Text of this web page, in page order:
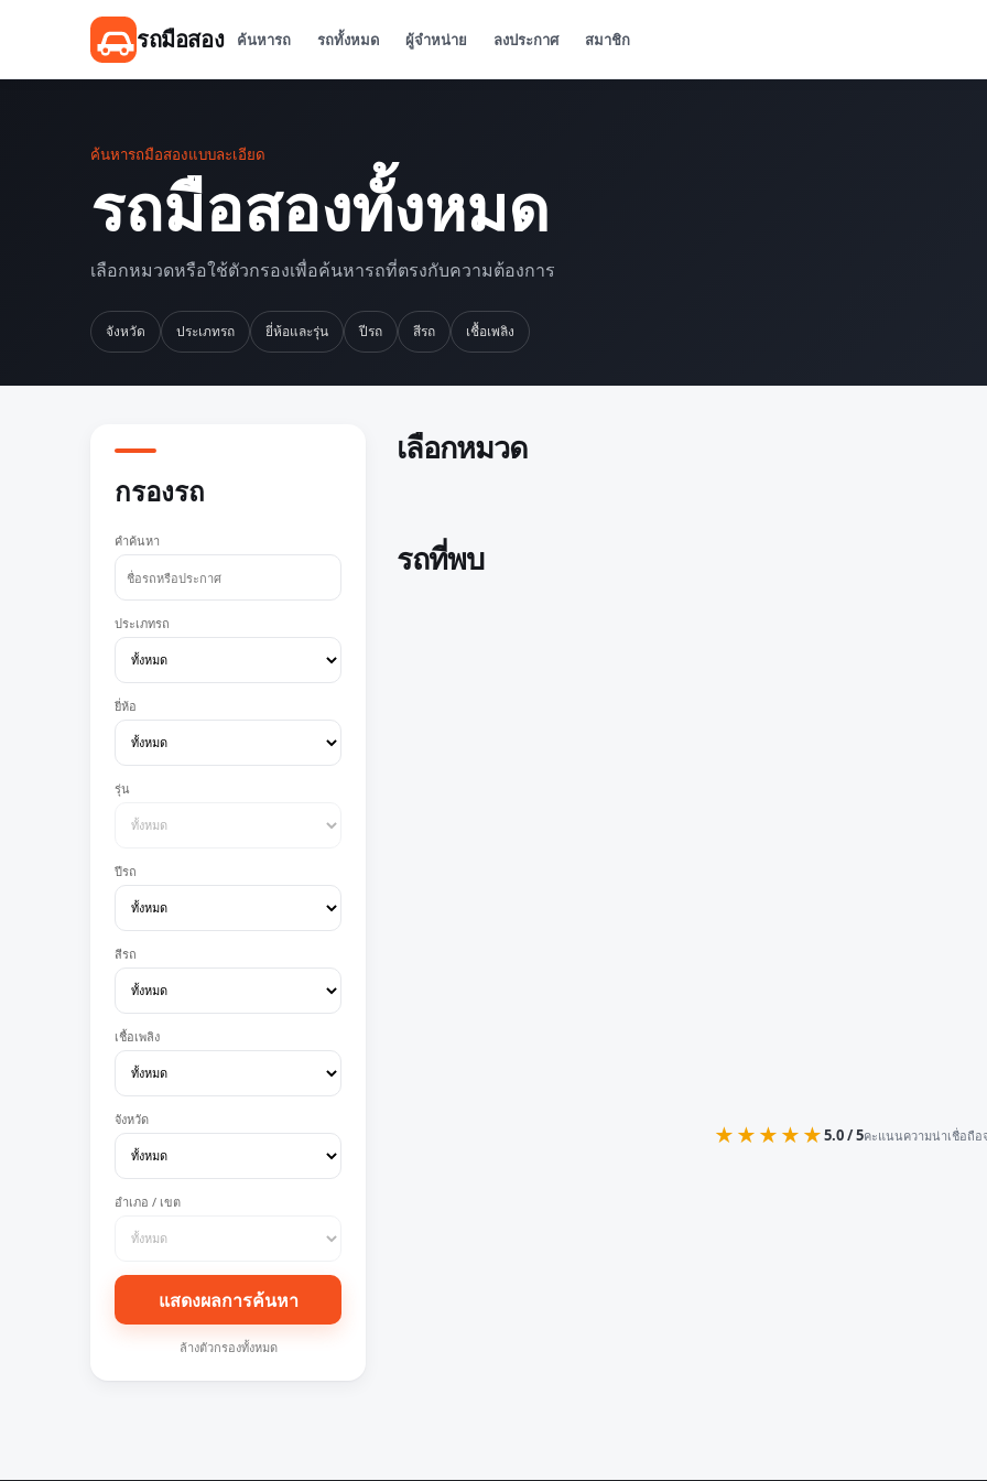
รถมือสอง ค้นหารถ รถทั้งหมด ผู้จำหน่าย ลงประกาศ สมาชิก
ค้นหารถมือสองแบบละเอียด
รถมือสองทั้งหมด
เลือกหมวดหรือใช้ตัวกรองเพื่อค้นหารถที่ตรงกับความต้องการ
จังหวัด ประเภทรถ ยี่ห้อและรุ่น ปีรถ สีรถ เชื้อเพลิง
กรองรถ
คำค้นหา
ประเภทรถ
ยี่ห้อ
รุ่น
ปีรถ
สีรถ
เชื้อเพลิง
จังหวัด
อำเภอ / เขต
แสดงผลการค้นหา
ล้างตัวกรองทั้งหมด
เลือกหมวด
รถที่พบ
★★★★★5.0 / 5คะแนนความน่าเชื่อถือ